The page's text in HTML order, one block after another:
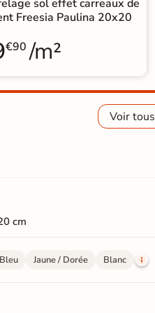
sol effet carreaux de
Freesia Paulina 20x20
€90 /m²
Voir
cm
Jaune / Dorée Blanc